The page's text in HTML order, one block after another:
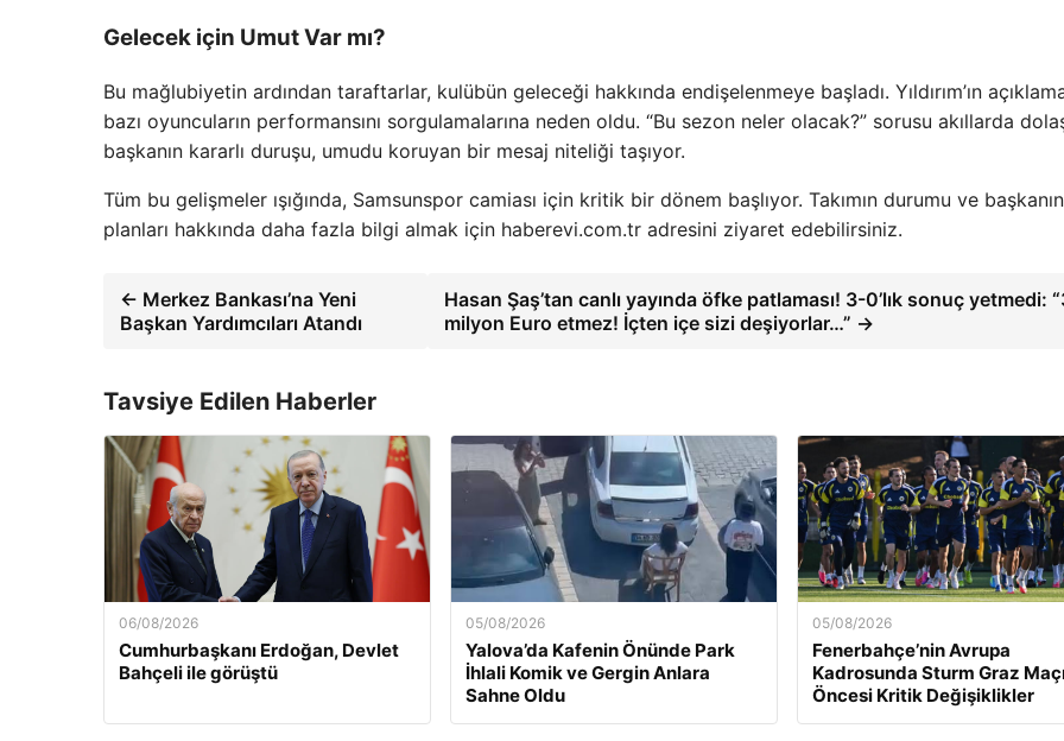
Gelecek için Umut Var mı?
Bu mağlubiyetin ardından taraftarlar, kulübün geleceği hakkında endişelenmeye başladı. Yıldırım’ın
bazı oyuncuların performansını sorgulamalarına neden oldu. “Bu sezon neler olacak?” sorusu akıllarda
başkanın kararlı duruşu, umudu koruyan bir mesaj niteliği taşıyor.
Tüm bu gelişmeler ışığında, Samsunspor camiası için kritik bir dönem başlıyor. Takımın durumu ve başkanın
planları hakkında daha fazla bilgi almak için haberevi.com.tr adresini ziyaret edebilirsiniz.
← Merkez Bankası’na Yeni
Başkan Yardımcıları Atandı
Hasan Şaş’tan canlı yayında öfke patlaması! 3-0’lık sonuç yetmedi:
milyon Euro etmez! İçten içe sizi deşiyorlar…” →
Tavsiye Edilen Haberler
06/08/2026
Cumhurbaşkanı Erdoğan, Devlet
Bahçeli ile görüştü
05/08/2026
Yalova’da Kafenin Önünde Park
İhlali Komik ve Gergin Anlara
Sahne Oldu
05/08/2026
Fenerbahçe’nin Avrupa
Kadrosunda Sturm Graz
Öncesi Kritik Değişiklikler